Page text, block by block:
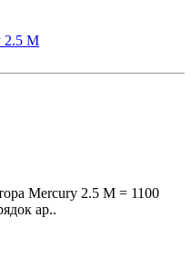
2.5 M
Mercury 2.5 M = 1100
ар..